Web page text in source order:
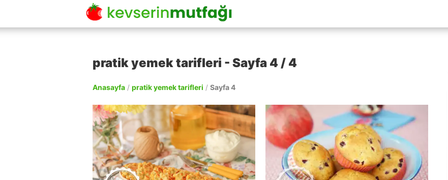
pratik yemek tarifleri - Sayfa 4 / 4
Anasayfa / pratik yemek tarifleri / Sayfa 4